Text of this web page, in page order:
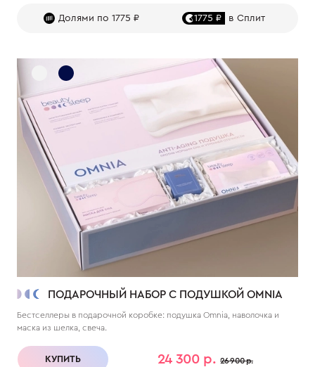
Долями по 1775 ₽ 1775 ₽ в Сплит
ПОДАРОЧНЫЙ НАБОР С ПОДУШКОЙ OMNIA
Бестселлеры в подарочной коробке: подушка Omnia, наволочка и
маска из шелка, свеча.
КУПИТЬ 26 900 р.
24 300 р.